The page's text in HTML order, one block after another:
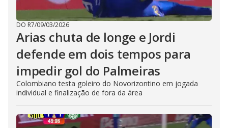
DO R7/09/03/2026
Arias chuta de longe e Jordi
defende em dois tempos para
impedir gol do Palmeiras
Colombiano testa goleiro do Novorizontino em jogada
individual e finalização de fora da área